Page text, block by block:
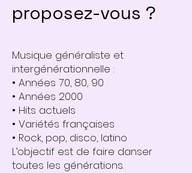
proposez-vous ?
Musique généraliste et
intergénérationnelle :
• Années 70, 80, 90
• Années 2000
• Hits actuels
• Variétés françaises
• Rock, pop, disco, latino
L’objectif est de faire danser
toutes les générations.